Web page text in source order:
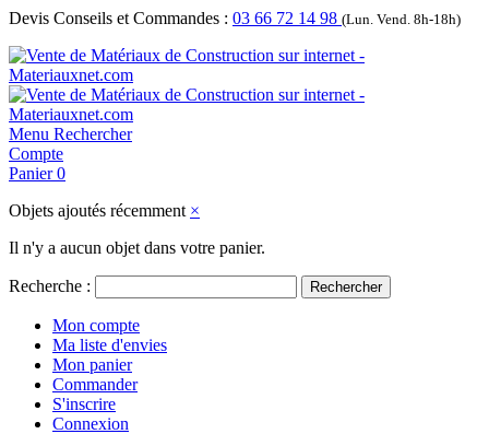
Devis Conseils et Commandes : 03 66 72 14 98 (Lun. Vend. 8h-18h)
Menu Rechercher
Compte
Panier 0
Objets ajoutés récemment ×
Il n'y a aucun objet dans votre panier.
Recherche : Rechercher
Mon compte
Ma liste d'envies
Mon panier
Commander
S'inscrire
Connexion